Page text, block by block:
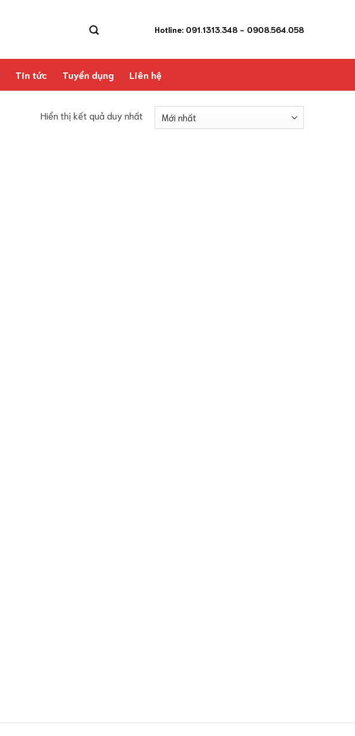
Hotline: 091.1313.348 - 0908.564.058
Tin tức Tuyển dụng Liên hệ
Hiển thị kết quả duy nhất